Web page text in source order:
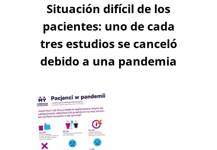
Situación difícil de los
pacientes: uno de cada
tres estudios se canceló
debido a una pandemia